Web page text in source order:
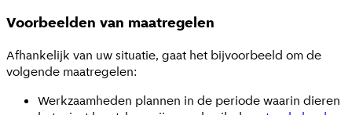
Voorbeelden van maatregelen
Afhankelijk van uw situatie, gaat het bijvoorbeeld om de
volgende maatregelen:
Werkzaamheden plannen in de periode waarin dieren